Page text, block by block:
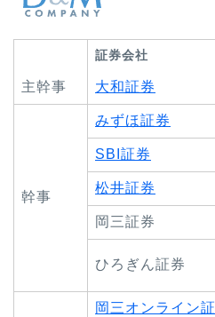
証券会社
主幹事 大和証券
幹事
みずほ証券
SBI証券
松井証券
岡三証券
ひろぎん証券
岡三オンライン